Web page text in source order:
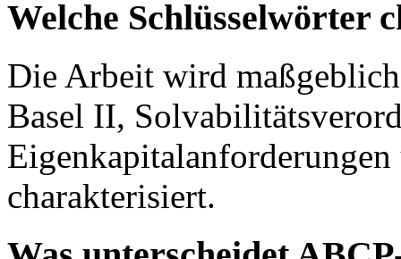
Welche Schlüsselwörter
Die Arbeit wird
Basel II,
charakterisiert.